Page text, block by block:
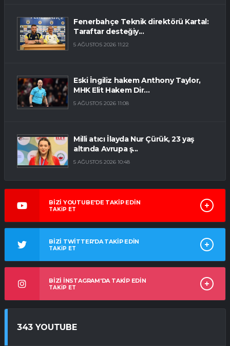
Fenerbahçe Teknik direktörü Kartal:
Taraftar desteğiy...
5 AĞUSTOS 2026 11:22
Eski İngiliz hakem Anthony Taylor,
MHK Elit Hakem Dir...
5 AĞUSTOS 2026 11:08
Milli atıcı İlayda Nur Çürük, 23 yaş
altında Avrupa ş...
5 AĞUSTOS 2026 10:48
BİZİ YOUTUBE'DE TAKİP EDİN
TAKİP ET
BİZİ TWİTTER'DA TAKİP EDİN
TAKİP ET
BİZİ İNSTAGRAM'DA TAKİP EDİN
TAKİP ET
343 YOUTUBE